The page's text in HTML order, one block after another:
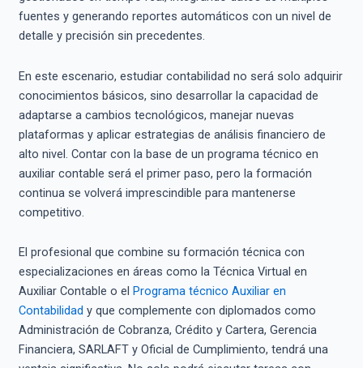
fuentes y generando reportes automáticos con un nivel de
detalle y precisión sin precedentes.
En este escenario, estudiar contabilidad no será solo adquirir
conocimientos básicos, sino desarrollar la capacidad de
adaptarse a cambios tecnológicos, manejar nuevas
plataformas y aplicar estrategias de análisis financiero de
alto nivel. Contar con la base de un programa técnico en
auxiliar contable será el primer paso, pero la formación
continua se volverá imprescindible para mantenerse
competitivo.
El profesional que combine su formación técnica con
especializaciones en áreas como la Técnica Virtual en
Auxiliar Contable o el Programa técnico Auxiliar en
Contabilidad y que complemente con diplomados como
Administración de Cobranza, Crédito y Cartera, Gerencia
Financiera, SARLAFT y Oficial de Cumplimiento, tendrá una